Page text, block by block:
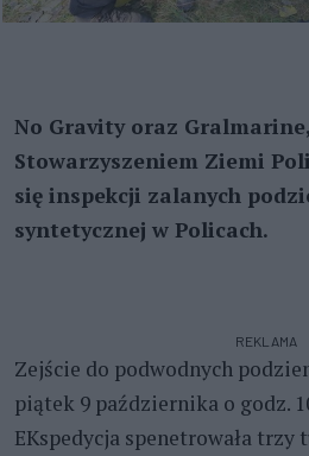
No Gravity oraz
Stowarzyszeniem Ziemi
się inspekcji zalanych
syntetycznej w Policach.
REKLAMA
Zejście do podwodnych
piątek 9 października o godz.
EKspedycja spenetrowała trzy